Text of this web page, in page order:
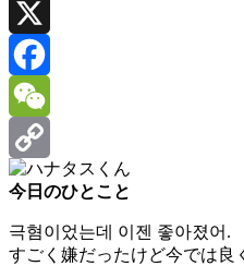
Line
X
Facebook
WeChat
Copy
今日のひとこと
극혐이었는데 이젠 좋아졌어.
すごく嫌だったけど今では良